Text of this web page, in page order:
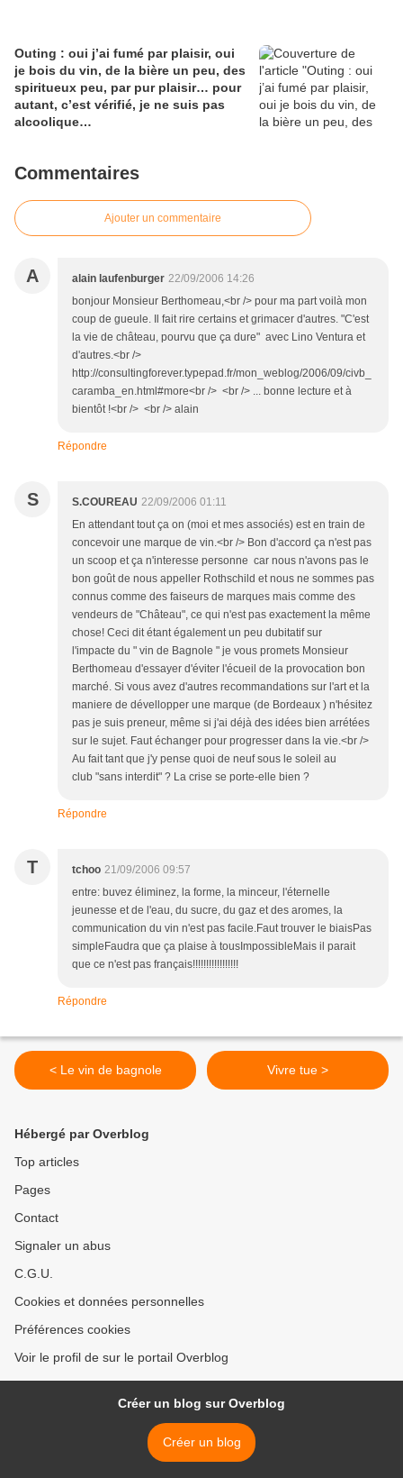
Outing : oui j’ai fumé par plaisir, oui
je bois du vin, de la bière un peu, des
spiritueux peu, par pur plaisir… pour
autant, c’est vérifié, je ne suis pas
alcoolique…
Commentaires
Ajouter un commentaire
A alain laufenburger 22/09/2006 14:26
bonjour Monsieur Berthomeau,<br /> pour ma part voilà mon
coup de gueule. Il fait rire certains et grimacer d'autres. "C'est
la vie de château, pourvu que ça dure" avec Lino Ventura et
d'autres.<br />
http://consultingforever.typepad.fr/mon_weblog/2006/09/civb_
caramba_en.html#more<br /> <br /> ... bonne lecture et à
bientôt !<br /> <br /> alain
Répondre
S S.COUREAU 22/09/2006 01:11
En attendant tout ça on (moi et mes associés) est en train de
concevoir une marque de vin.<br /> Bon d'accord ça n'est pas
un scoop et ça n'interesse personne car nous n'avons pas le
bon goût de nous appeller Rothschild et nous ne sommes pas
connus comme des faiseurs de marques mais comme des
vendeurs de "Château", ce qui n'est pas exactement la même
chose! Ceci dit étant également un peu dubitatif sur
l'impacte du " vin de Bagnole " je vous promets Monsieur
Berthomeau d'essayer d'éviter l'écueil de la provocation bon
marché. Si vous avez d'autres recommandations sur l'art et la
maniere de dévellopper une marque (de Bordeaux ) n'hésitez
pas je suis preneur, même si j'ai déjà des idées bien arrétées
sur le sujet. Faut échanger pour progresser dans la vie.<br />
Au fait tant que j'y pense quoi de neuf sous le soleil au
club "sans interdit" ? La crise se porte-elle bien ?
Répondre
T tchoo 21/09/2006 09:57
entre: buvez éliminez, la forme, la minceur, l'éternelle
jeunesse et de l'eau, du sucre, du gaz et des aromes, la
communication du vin n'est pas facile.Faut trouver le biaisPas
simpleFaudra que ça plaise à tousImpossibleMais il parait
que ce n'est pas français!!!!!!!!!!!!!!!!!
Répondre
< Le vin de bagnole Vivre tue >
Hébergé par Overblog
Top articles
Pages
Contact
Signaler un abus
C.G.U.
Cookies et données personnelles
Préférences cookies
Voir le profil de sur le portail Overblog
Créer un blog sur Overblog
Créer un blog